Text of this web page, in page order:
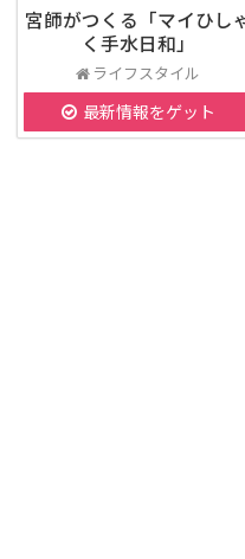
宮師がつくる「マイひし
く手水日和」
ライフスタイル
最新情報をゲット